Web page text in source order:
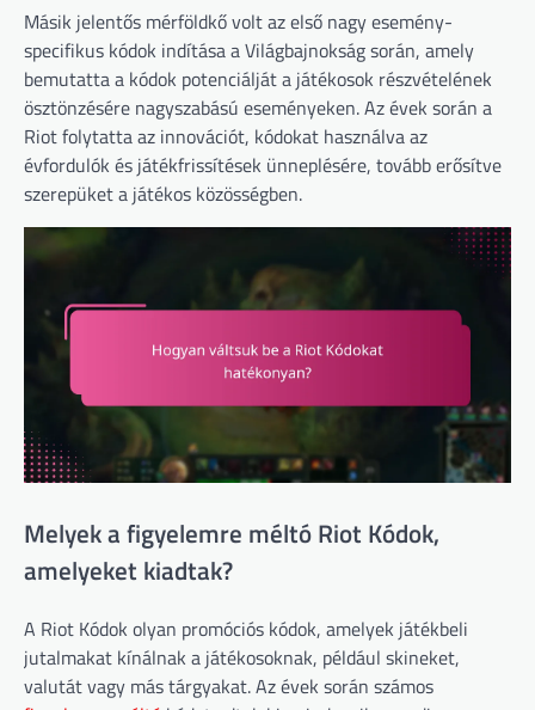
Másik jelentős mérföldkő volt az első nagy esemény-
specifikus kódok indítása a Világbajnokság során, amely
bemutatta a kódok potenciálját a játékosok részvételének
ösztönzésére nagyszabású eseményeken. Az évek során a
Riot folytatta az innovációt, kódokat használva az
évfordulók és játékfrissítések ünneplésére, tovább erősítve
szerepüket a játékos közösségben.
Melyek a figyelemre méltó Riot Kódok,
amelyeket kiadtak?
A Riot Kódok olyan promóciós kódok, amelyek játékbeli
jutalmakat kínálnak a játékosoknak, például skineket,
valutát vagy más tárgyakat. Az évek során számos